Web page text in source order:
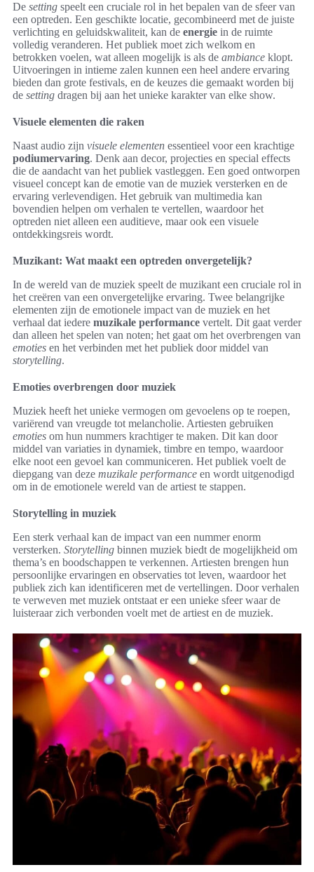
De setting speelt een cruciale rol in het bepalen van de sfeer van
een optreden. Een geschikte locatie, gecombineerd met de juiste
verlichting en geluidskwaliteit, kan de energie in de ruimte
volledig veranderen. Het publiek moet zich welkom en
betrokken voelen, wat alleen mogelijk is als de ambiance klopt.
Uitvoeringen in intieme zalen kunnen een heel andere ervaring
bieden dan grote festivals, en de keuzes die gemaakt worden bij
de setting dragen bij aan het unieke karakter van elke show.
Visuele elementen die raken
Naast audio zijn visuele elementen essentieel voor een krachtige
podiumervaring. Denk aan decor, projecties en special effects
die de aandacht van het publiek vastleggen. Een goed ontworpen
visueel concept kan de emotie van de muziek versterken en de
ervaring verlevendigen. Het gebruik van multimedia kan
bovendien helpen om verhalen te vertellen, waardoor het
optreden niet alleen een auditieve, maar ook een visuele
ontdekkingsreis wordt.
Muzikant: Wat maakt een optreden onvergetelijk?
In de wereld van de muziek speelt de muzikant een cruciale rol in
het creëren van een onvergetelijke ervaring. Twee belangrijke
elementen zijn de emotionele impact van de muziek en het
verhaal dat iedere muzikale performance vertelt. Dit gaat verder
dan alleen het spelen van noten; het gaat om het overbrengen van
emoties en het verbinden met het publiek door middel van
storytelling.
Emoties overbrengen door muziek
Muziek heeft het unieke vermogen om gevoelens op te roepen,
variërend van vreugde tot melancholie. Artiesten gebruiken
emoties om hun nummers krachtiger te maken. Dit kan door
middel van variaties in dynamiek, timbre en tempo, waardoor
elke noot een gevoel kan communiceren. Het publiek voelt de
diepgang van deze muzikale performance en wordt uitgenodigd
om in de emotionele wereld van de artiest te stappen.
Storytelling in muziek
Een sterk verhaal kan de impact van een nummer enorm
versterken. Storytelling binnen muziek biedt de mogelijkheid om
thema’s en boodschappen te verkennen. Artiesten brengen hun
persoonlijke ervaringen en observaties tot leven, waardoor het
publiek zich kan identificeren met de vertellingen. Door verhalen
te verweven met muziek ontstaat er een unieke sfeer waar de
luisteraar zich verbonden voelt met de artiest en de muziek.